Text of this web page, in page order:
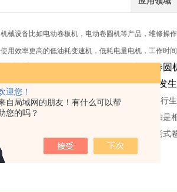
迎您！
自局域网的朋友！有什么可以帮
您的吗？
械设备比如电动卷板机，电动卷圆机等产品，维修操
用效率更高的低油耗变速机，低耗电量电机，工作时
的机械设备，包括自动化的卷板机，卷
焊接，机体坚固稳定，工作运转不会发
温工程要使用手动卷板机以及手动压边机进行
加工，卷板机采用新式防火型号，三辊滚轴
的时候，一次成型，操作方便。大大改善老
电动高效率的新型产品